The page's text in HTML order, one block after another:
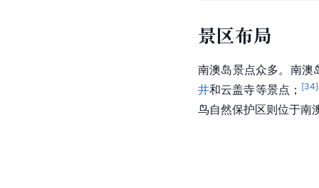
景区布局
南澳岛景点众多。南澳
井和云盖寺等景点； [34]
鸟自然保护区则位于南